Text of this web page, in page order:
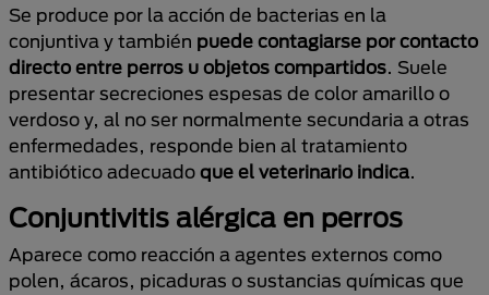
Se produce por la acción de bacterias en la
conjuntiva y también puede contagiarse por contacto
directo entre perros u objetos compartidos. Suele
presentar secreciones espesas de color amarillo o
verdoso y, al no ser normalmente secundaria a otras
enfermedades, responde bien al tratamiento
antibiótico adecuado que el veterinario indica.
Conjuntivitis alérgica en perros
Aparece como reacción a agentes externos como
polen, ácaros, picaduras o sustancias químicas que